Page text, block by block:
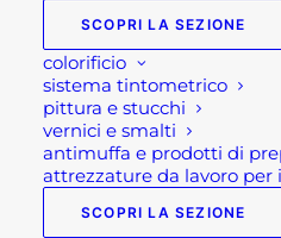
SCOPRI LA SEZIONE
colorificio
sistema tintometrico
pittura e stucchi
vernici e smalti
antimuffa e prodotti di
attrezzature da lavoro per
SCOPRI LA SEZIONE